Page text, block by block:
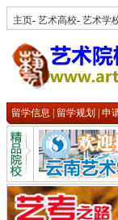
主页- 艺术高校- 艺术学
留学信息 留学规划 申